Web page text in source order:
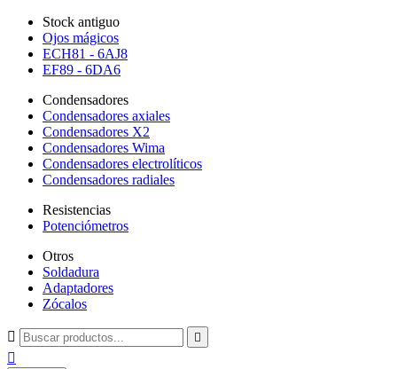
Stock antiguo
Ojos mágicos
ECH81 - 6AJ8
EF89 - 6DA6
Condensadores
Condensadores axiales
Condensadores X2
Condensadores Wima
Condensadores electrolíticos
Condensadores radiales
Resistencias
Potenciómetros
Otros
Soldadura
Adaptadores
Zócalos
 
